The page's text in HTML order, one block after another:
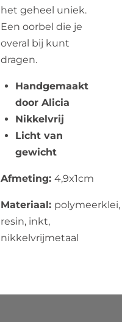
het geheel uniek.
Een oorbel die je
overal bij kunt
dragen.
Handgemaakt
door Alicia
Nikkelvrij
Licht van
gewicht
Afmeting: 4,9x1cm
Materiaal: polymeerklei,
resin, inkt,
nikkelvrijmetaal